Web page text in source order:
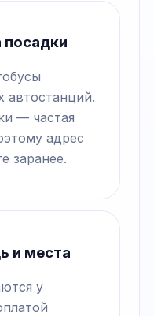
посадки
автостанций.
— частая
адрес
заранее.
и места
у